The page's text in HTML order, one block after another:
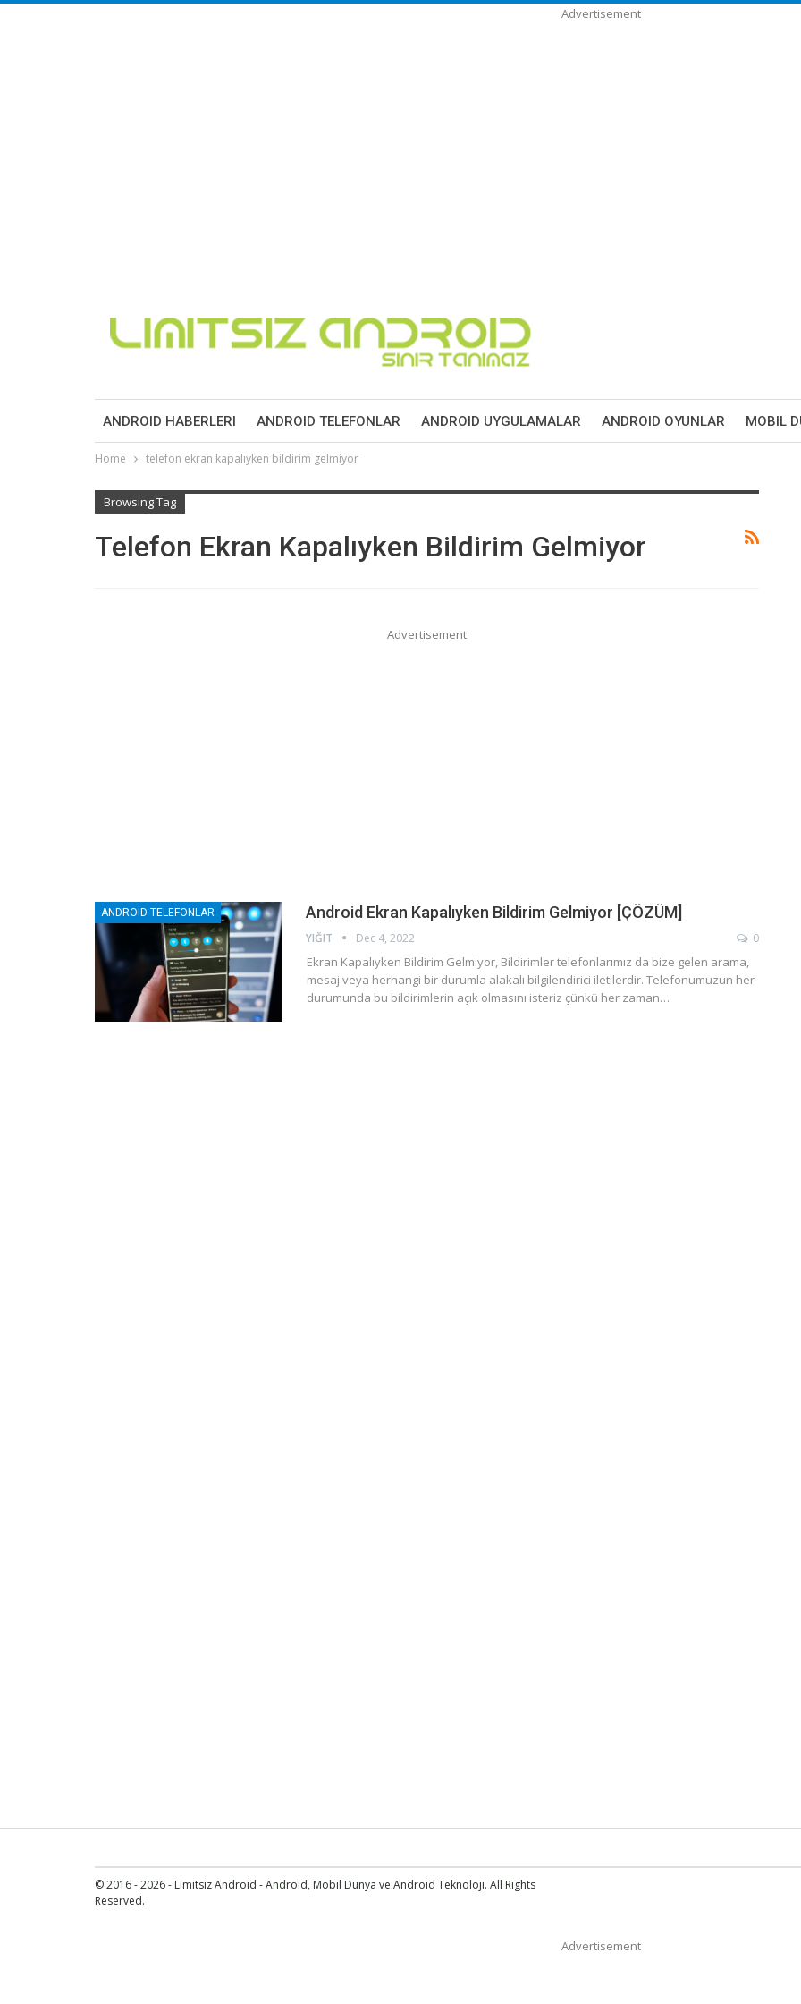
Advertisement
ANDROID HABERLERI ANDROID TELEFONLAR ANDROID UYGULAMALAR ANDROID OYUNLAR MOBIL
Home telefon ekran kapalıyken bildirim gelmiyor
Browsing Tag
Telefon Ekran Kapalıyken Bildirim Gelmiyor
Advertisement
ANDROID TELEFONLAR Android Ekran Kapalıyken Bildirim Gelmiyor [ÇÖZÜM]
YIĞIT Dec 4, 2022 0
Ekran Kapalıyken Bildirim Gelmiyor, Bildirimler telefonlarımız da bize gelen arama,
mesaj veya herhangi bir durumla alakalı bilgilendirici iletilerdir. Telefonumuzun her
durumunda bu bildirimlerin açık olmasını isteriz çünkü her zaman…
© 2016 - 2026 - Limitsiz Android - Android, Mobil Dünya ve Android Teknoloji. All Rights
Reserved.
Advertisement